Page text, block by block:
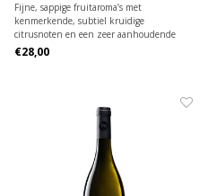
Fijne, sappige fruitaroma’s met
kenmerkende, subtiel kruidige
citrusnoten en een zeer aanhoudende
afdronk.
€28,00